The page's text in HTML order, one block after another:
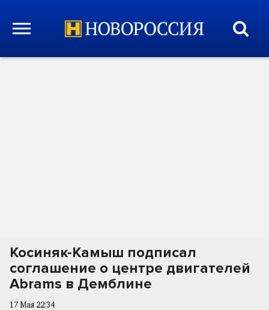
Косиняк-Камыш подписал
соглашение о центре двигателей
Abrams в Демблине
17 Мая 22:34